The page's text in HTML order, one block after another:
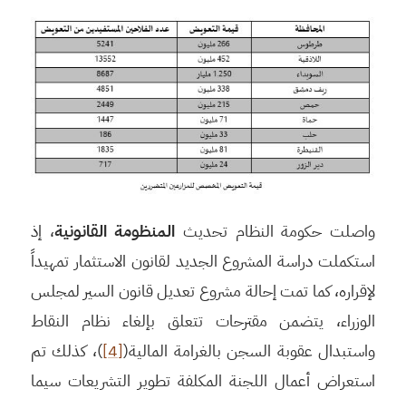
واصلت حكومة النظام تحديث المنظومة القانونية، إذ
استكملت دراسة المشروع الجديد لقانون الاستثمار تمهيداً
لإقراره، كما تمت إحالة مشروع تعديل قانون السير لمجلس
الوزراء، يتضمن مقترحات تتعلق بإلغاء نظام النقاط
واستبدال عقوبة السجن بالغرامة المالية([4]
)، كذلك تم
استعراض أعمال اللجنة المكلفة تطوير التشريعات سيما